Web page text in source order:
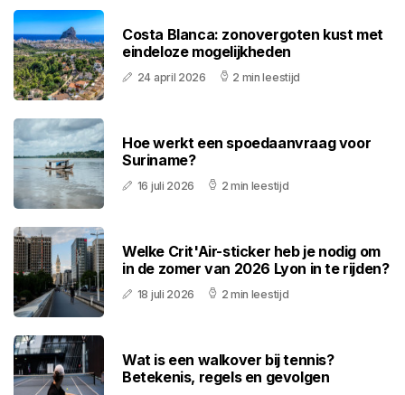
Costa Blanca: zonovergoten kust met
eindeloze mogelijkheden
24 april 2026 2 min leestijd
Hoe werkt een spoedaanvraag voor
Suriname?
16 juli 2026 2 min leestijd
Welke Crit'Air-sticker heb je nodig om
in de zomer van 2026 Lyon in te rijden?
18 juli 2026 2 min leestijd
Wat is een walkover bij tennis?
Betekenis, regels en gevolgen